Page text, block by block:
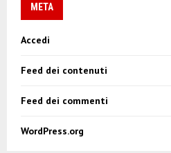
META
Accedi
Feed dei contenuti
Feed dei commenti
WordPress.org